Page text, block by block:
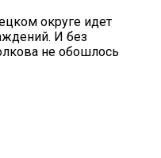
округе идет
И без
не обошлось